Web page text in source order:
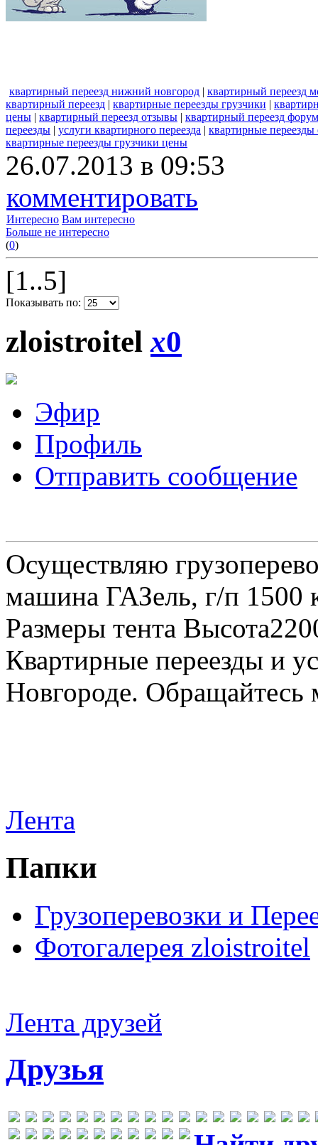
квартирный переезд нижний новгород | квартирный переезд
квартирный переезд | квартирные переезды грузчики |
цены | квартирный переезд отзывы | квартирный переезд форум
переезды | услуги квартирного переезда | квартирные переезды
квартирные переезды грузчики цены
26.07.2013 в 09:53
комментировать
Интересно Вам интересно
Больше не интересно
(0)
[1..5]
Показывать по:
zloistroitelx0
Эфир
Профиль
Отправить сообщение
Осуществляю
машина ГАЗель, г/п 1500
Размеры тента
Квартирные переезды и
Новгороде.
Лента
Папки
Грузоперевозки и
Фотогалерея zloistroitel
Лента друзей
Друзья